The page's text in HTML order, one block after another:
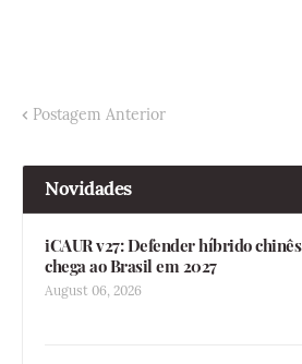
Postagem Anterior
Novidades
iCAUR v27: Defender híbrido chinês
chega ao Brasil em 2027
August 06, 2026